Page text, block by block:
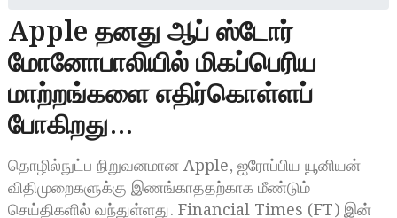
Apple தனது ஆப் ஸ்டோர்
மோனோபாலியில் மிகப்பெரிய
மாற்றங்களை எதிர்கொள்ளப்
போகிறது…
தொழில்நுட்ப நிறுவனமான Apple, ஐரோப்பிய யூனியன்
விதிமுறைகளுக்கு இணங்காததற்காக மீண்டும்
செய்திகளில் வந்துள்ளது. Financial Times (FT) இன்